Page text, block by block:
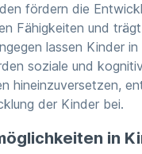
fördern die
Fähigkeiten und
lassen Kinder
soziale und
hineinzuversetzen,
der Kinder bei.
in